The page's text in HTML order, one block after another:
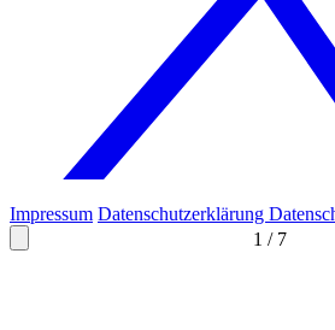
1 / 7
Impressum Datenschutzerklärung